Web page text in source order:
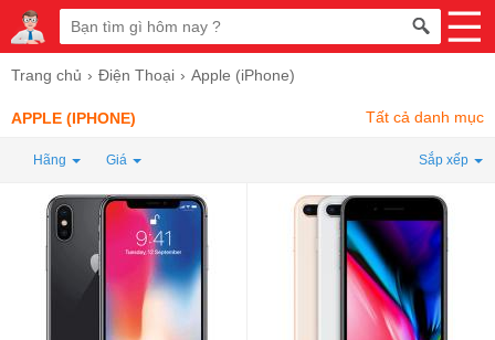
Trang chủ Điện Thoại Apple (iPhone)
APPLE (IPHONE) Tất cả danh mục
Hãng Giá Sắp xếp